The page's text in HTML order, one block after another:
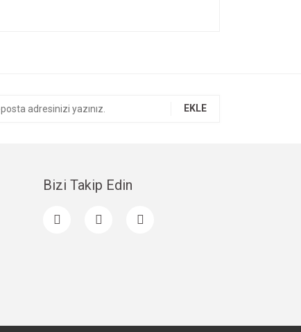
EKLE
Bizi Takip Edin